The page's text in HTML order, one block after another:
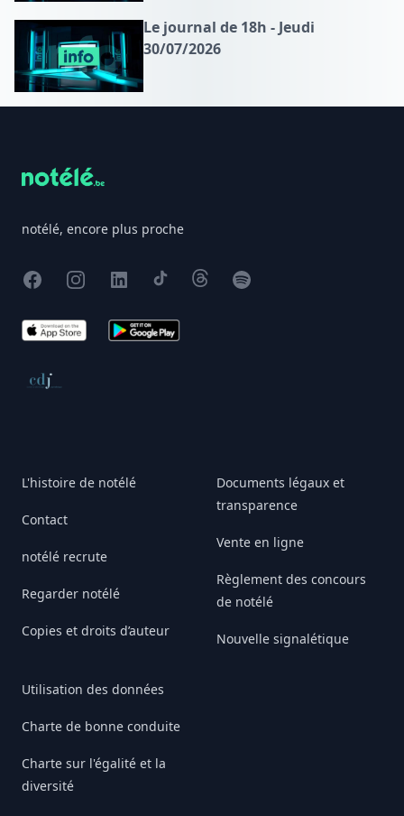
Le journal de 18h - Jeudi
30/07/2026
notélé, encore plus proche
FacebookInstagram
X TikTokThreadsSpotify
App Store Google Play
Conseil de déontologie journalistique
L'histoire de notélé
Contact
notélé recrute
Regarder notélé
Copies et droits d’auteur
Utilisation des données
Charte de bonne conduite
Charte sur l'égalité et la
diversité
Documents légaux et
transparence
Vente en ligne
Règlement des concours
de notélé
Nouvelle signalétique